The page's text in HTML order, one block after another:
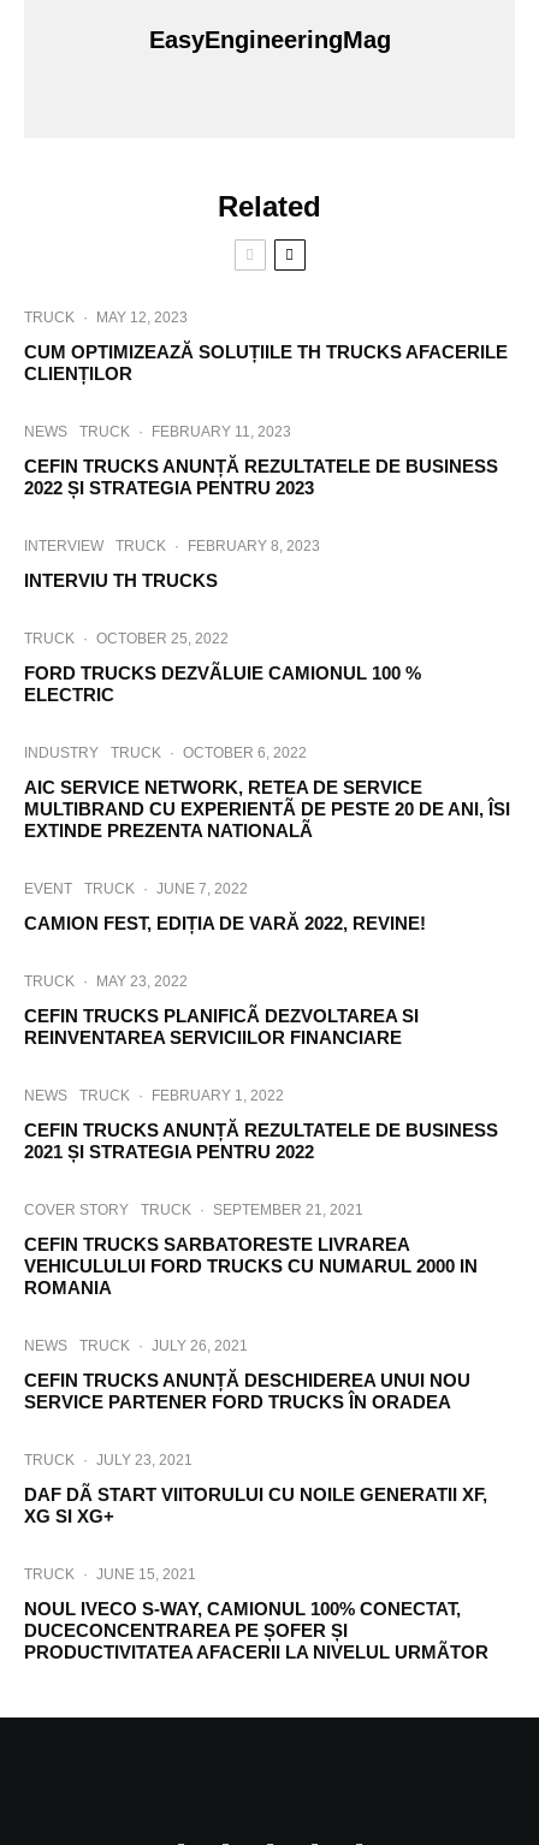
EasyEngineeringMag
Related
TRUCK · MAY 12, 2023
CUM OPTIMIZEAZĂ SOLUȚIILE TH TRUCKS AFACERILE
CLIENȚILOR
NEWS TRUCK · FEBRUARY 11, 2023
CEFIN TRUCKS ANUNȚĂ REZULTATELE DE BUSINESS
2022 ȘI STRATEGIA PENTRU 2023
INTERVIEW TRUCK · FEBRUARY 8, 2023
INTERVIU TH TRUCKS
TRUCK · OCTOBER 25, 2022
FORD TRUCKS DEZVÃLUIE CAMIONUL 100 %
ELECTRIC
INDUSTRY TRUCK · OCTOBER 6, 2022
AIC SERVICE NETWORK, RETEA DE SERVICE
MULTIBRAND CU EXPERIENTÃ DE PESTE 20 DE ANI, ÎSI
EXTINDE PREZENTA NATIONALÃ
EVENT TRUCK · JUNE 7, 2022
CAMION FEST, EDIȚIA DE VARĂ 2022, REVINE!
TRUCK · MAY 23, 2022
CEFIN TRUCKS PLANIFICÃ DEZVOLTAREA SI
REINVENTAREA SERVICIILOR FINANCIARE
NEWS TRUCK · FEBRUARY 1, 2022
CEFIN TRUCKS ANUNȚĂ REZULTATELE DE BUSINESS
2021 ȘI STRATEGIA PENTRU 2022
COVER STORY TRUCK · SEPTEMBER 21, 2021
CEFIN TRUCKS SARBATORESTE LIVRAREA
VEHICULULUI FORD TRUCKS CU NUMARUL 2000 IN
ROMANIA
NEWS TRUCK · JULY 26, 2021
CEFIN TRUCKS ANUNȚĂ DESCHIDEREA UNUI NOU
SERVICE PARTENER FORD TRUCKS ÎN ORADEA
TRUCK · JULY 23, 2021
DAF DÃ START VIITORULUI CU NOILE GENERATII XF,
XG SI XG+
TRUCK · JUNE 15, 2021
NOUL IVECO S-WAY, CAMIONUL 100% CONECTAT,
DUCECONCENTRAREA PE ȘOFER ȘI
PRODUCTIVITATEA AFACERII LA NIVELUL URMÃTOR